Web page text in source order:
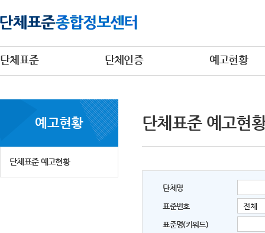
단체표준 단체인증 예고현황
예고현황
단체표준 예고현황
단체표준 예고현
단체명
표준번호
표준명(키워드)